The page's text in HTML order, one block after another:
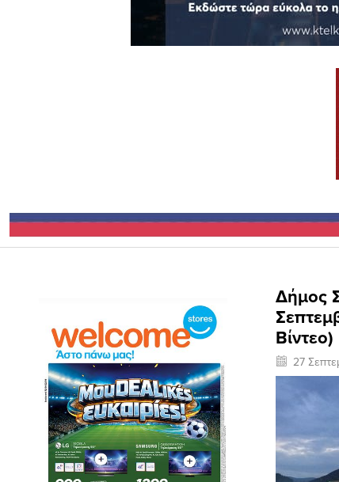
Δήμος
Βίντεο)
27